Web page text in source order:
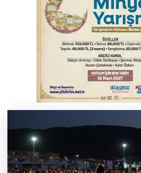
Kar maskeleriyle araç
tutuklandı
Bursa’da samanlık
Yükseköğretim
Resmi Gazete'de